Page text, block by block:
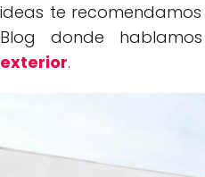
ideas te
Blog donde
exterior.